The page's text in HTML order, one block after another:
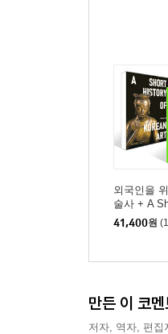
외국인을
술사 + A
of Korean
41,400원
만든 이 코
저자, 역자, 편집